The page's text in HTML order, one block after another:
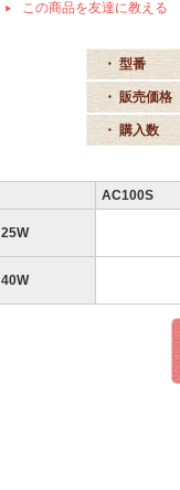
この商品を友達に教える
・ 型番
・ 販売価格
・ 購入数
AC100S
25W
40W